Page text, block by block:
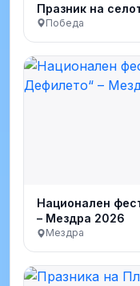
Празник на
Победа
Национален
– Мездра 2026
Мездра